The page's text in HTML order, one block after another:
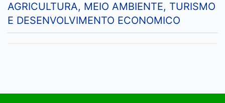
AGRICULTURA, MEIO AMBIENTE, TURISMO
E DESENVOLVIMENTO ECONOMICO